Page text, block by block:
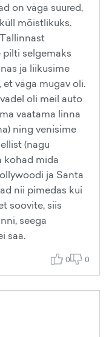
on väga suured,
mõistlikuks.
pilti selgemaks
ja liikusime
väga mugav oli.
oli meil auto
vaatama linna
ning venisime
(nagu
kohad mida
ja Santa
nii pimedas kui
soovite, siis
seega
saa.
0 0